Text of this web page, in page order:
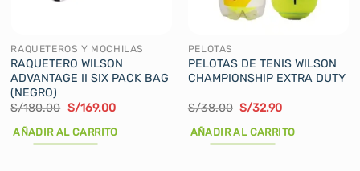
RAQUETEROS Y MOCHILAS
RAQUETERO WILSON
ADVANTAGE II SIX PACK BAG
(NEGRO)
S/180.00 El
original
era:
S/169.00El
actual
AÑADIR AL CARRITO
PELOTAS
PELOTAS DE TENIS WILSON
CHAMPIONSHIP EXTRA DUTY
S/38.00 El
original
era:
S/32.90El
actual
AÑADIR AL CARRITO